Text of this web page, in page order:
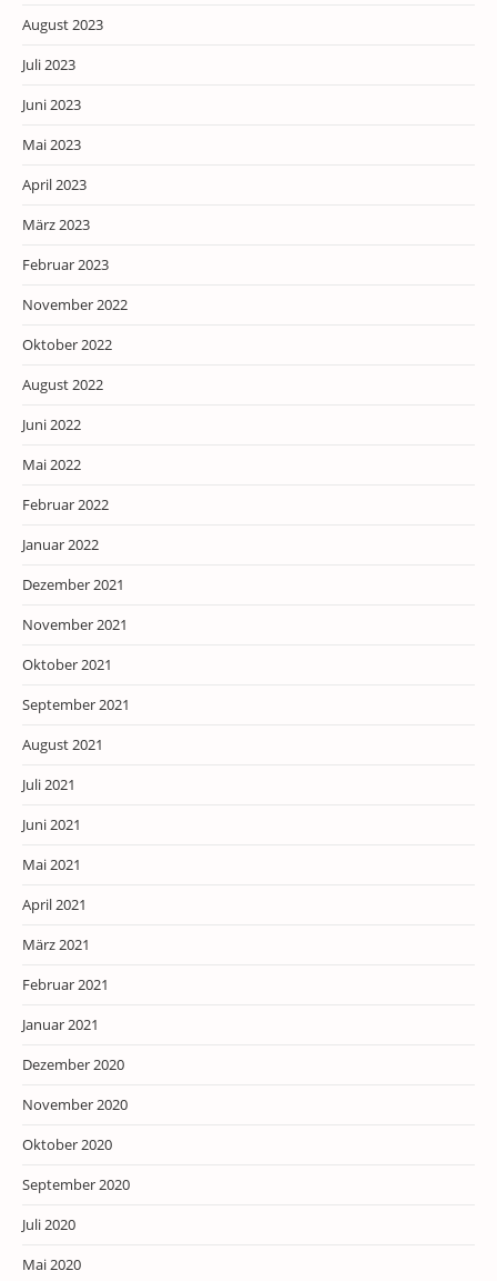
August 2023
Juli 2023
Juni 2023
Mai 2023
April 2023
März 2023
Februar 2023
November 2022
Oktober 2022
August 2022
Juni 2022
Mai 2022
Februar 2022
Januar 2022
Dezember 2021
November 2021
Oktober 2021
September 2021
August 2021
Juli 2021
Juni 2021
Mai 2021
April 2021
März 2021
Februar 2021
Januar 2021
Dezember 2020
November 2020
Oktober 2020
September 2020
Juli 2020
Mai 2020